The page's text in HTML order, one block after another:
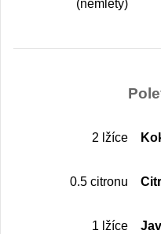
(nemletý)
2 lžíce
0.5 citronu
1 lžíce